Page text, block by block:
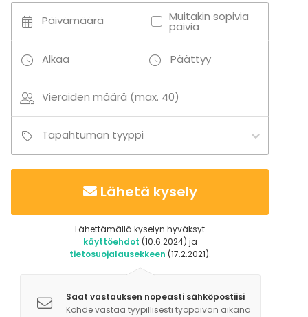
Päivämäärä Muitakin sopivia
päiviä
Alkaa Päättyy
Vieraiden määrä (max. 40)
Tapahtuman tyyppi
Lähetä kysely
Lähettämällä kyselyn hyväksyt
käyttöehdot (10.6.2024) ja
tietosuojalausekkeen (17.2.2021).
Saat vastauksen nopeasti sähköpostiisi
Kohde vastaa tyypillisesti työpäivän aikana